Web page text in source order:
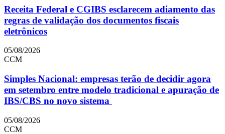
Receita Federal e CGIBS esclarecem adiamento das
regras de validação dos documentos fiscais
eletrônicos
05/08/2026
CCM
Simples Nacional: empresas terão de decidir agora
em setembro entre modelo tradicional e apuração de
IBS/CBS no novo sistema
05/08/2026
CCM